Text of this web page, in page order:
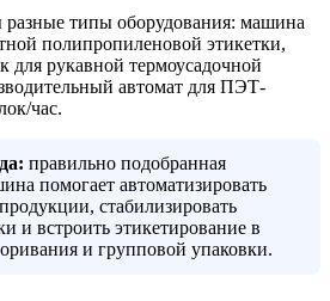
разные типы оборудования: машина
полипропиленовой этикетки,
для рукавной термоусадочной
автомат для ПЭТ-
час.
правильно подобранная
помогает автоматизировать
стабилизировать
и встроить этикетирование в
и групповой упаковки.